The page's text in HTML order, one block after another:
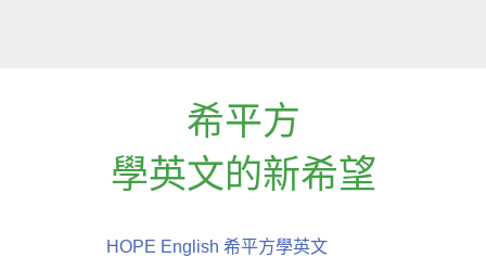
希平方
學英文的新希望
HOPE English 希平方學英文